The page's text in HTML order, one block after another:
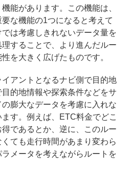
能があります。この機能は、
な機能の1つになると考えて
は考慮しきれないデータ量を
することで、より進んだルー
を大きく広げたものです。
アントとなるナビ側で目的地
的地情報や探索条件などをサ
膨大なデータを考慮に入れな
す。例えば、ETC料金でどこ
であるとか、逆に、このルー
ても走行時間があまり変わら
メータを考えながらルートを